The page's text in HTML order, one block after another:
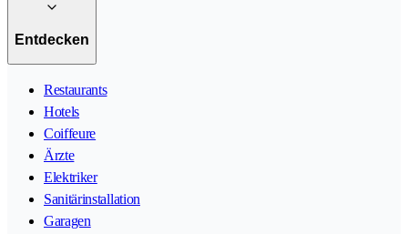
Entdecken
Restaurants
Hotels
Coiffeure
Ärzte
Elektriker
Sanitärinstallation
Garagen